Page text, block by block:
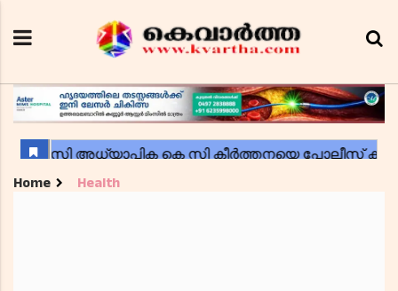
Home Health